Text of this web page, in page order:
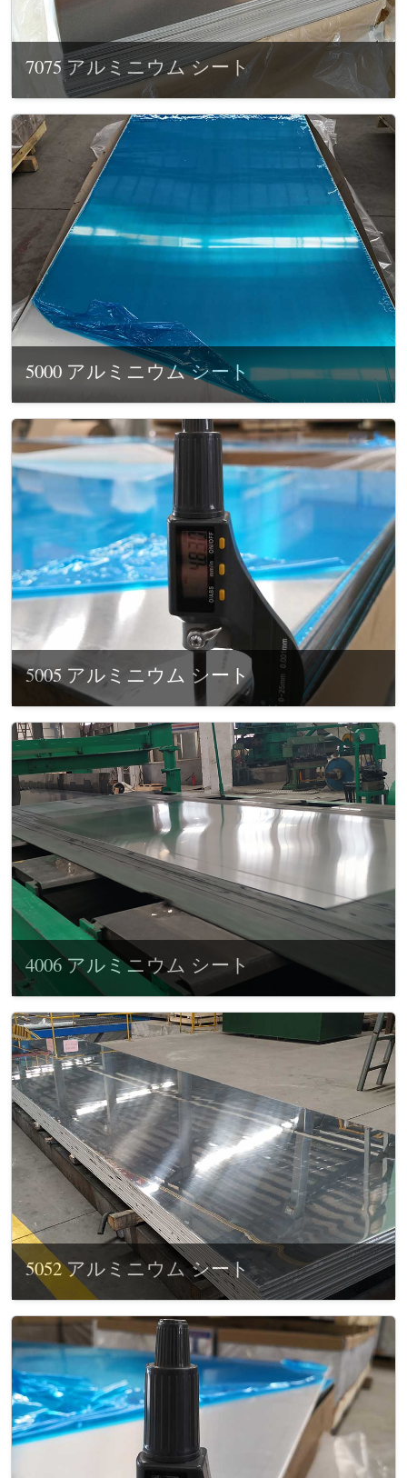
7075 アルミニウム シート
5000 アルミニウム シート
5005 アルミニウム シート
4006 アルミニウム シート
5052 アルミニウム シート